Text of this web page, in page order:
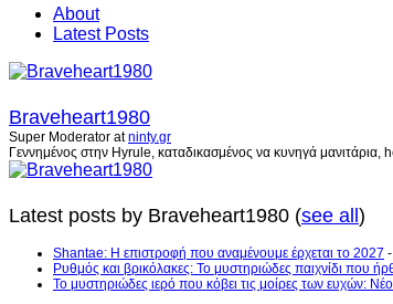
About
Latest Posts
Braveheart1980
Super Moderator atninty.gr
Γεννημένος στην Hyrule, καταδικασμένος να κυνηγά
Latest posts by Braveheart1980 (see all)
Shantae: Η επιστροφή που αναμένουμε έρχεται το 2027
Ρυθμός και βρικόλακες: Το μυστηριώδες παιχνίδι που
Το μυστηριώδες ιερό που κόβει τις μοίρες των ευχών: